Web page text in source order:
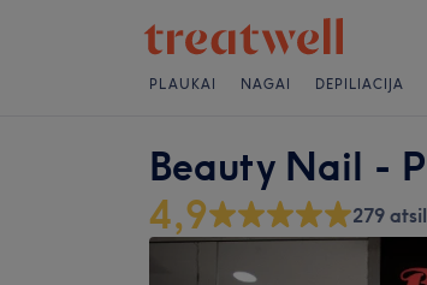
PLAUKAI NAGAI DEPILIACIJA
Beauty Nail -
4,9 279